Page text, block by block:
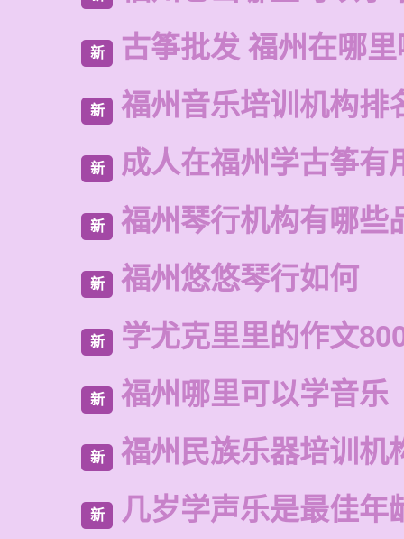
新 古筝批发 福州在哪
新 福州音乐培训机构排
新 成人在福州学古筝有
新 福州琴行机构有哪些
新 福州悠悠琴行如何
新 学尤克里里的作文
新 福州哪里可以学音乐
新 福州民族乐器培训机
新 几岁学声乐是最佳年